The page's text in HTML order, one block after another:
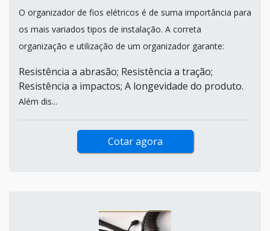
O organizador de fios elétricos é de suma importância para
os mais variados tipos de instalação. A correta
organização e utilização de um organizador garante:
Resistência a abrasão; Resistência a tração;
Resistência a impactos; A longevidade do produto.
Além dis...
Cotar agora